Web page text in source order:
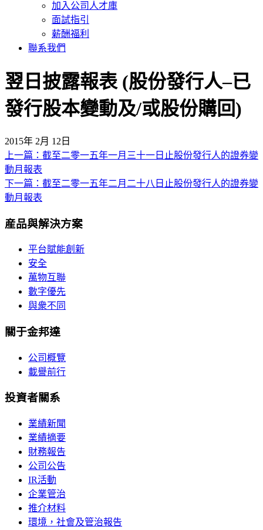
加入公司人才庫
面試指引
薪酬福利
聯系我們
翌日披露報表 (股份發行人–已
發行股本變動及/或股份購回)
2015年 2月 12日
文
章
導
覽
上一篇：截至二零一五年一月三十一日止股份發行人的證券變
動月報表
下一篇：截至二零一五年二月二十八日止股份發行人的證券變
動月報表
産品與解決方案
平台賦能創新
安全
萬物互聯
數字優先
與衆不同
關于金邦達
公司概覽
載譽前行
投資者關系
業績新聞
業績摘要
財務報告
公司公告
IR活動
企業管治
推介材料
環境，社會及管治報告